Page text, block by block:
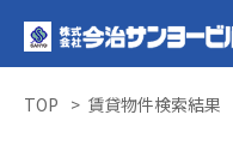
TOP 賃貸物件検索結果